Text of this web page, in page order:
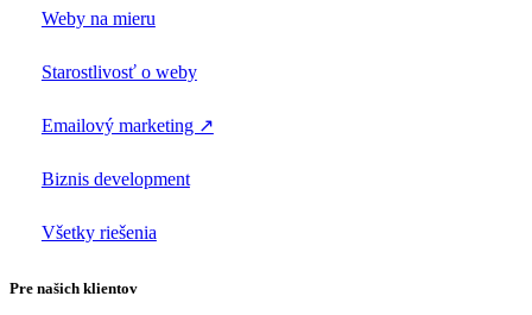
Weby na mieru
Starostlivosť o weby
Emailový marketing ↗
Biznis development
Všetky riešenia
Pre našich klientov